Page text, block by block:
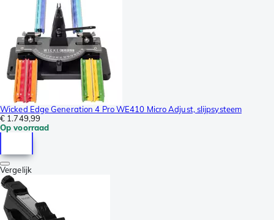
Wicked Edge Generation 4 Pro WE410 Micro Adjust, slijpsysteem
€ 1.749,99
Op voorraad
Vergelijk